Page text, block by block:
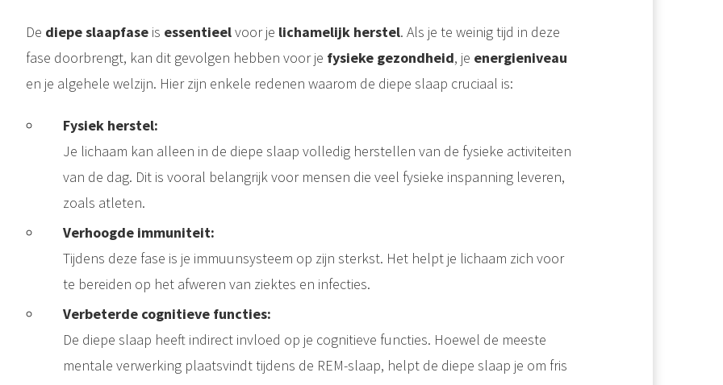
De diepe slaapfaseis essentieelvoor je lichamelijk herstel. Als je te weinig tijd in deze
fase doorbrengt, kan dit gevolgen hebben voor je fysieke gezondheid, je energieniveau
en je algehele welzijn. Hier zijn enkele redenen waarom de diepe slaap cruciaal is:
Fysiek herstel:
Je lichaam kan alleen in de diepe slaap volledig herstellen van de fysieke activiteiten
van de dag. Dit is vooral belangrijk voor mensen die veel fysieke inspanning leveren,
zoals atleten.
Verhoogde immuniteit:
Tijdens deze fase is je immuunsysteem op zijn sterkst. Het helpt je lichaam zich voor
te bereiden op het afweren van ziektes en infecties.
Verbeterde cognitieve functies:
De diepe slaap heeft indirect invloed op je cognitieve functies. Hoewel de meeste
mentale verwerking plaatsvindt tijdens de REM-slaap, helpt de diepe slaap je om fris